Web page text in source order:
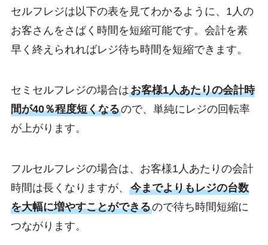
セルフレジは以下の表を見てわかるように、1人の
お客さんをさばく時間を短縮可能です。会計を素
早く終えられればレジ待ち時間を短縮できます。
セミセルフレジの場合はお客様1人あたりの会計時
間が40％程度短くなるので、単純にレジの回転率
が上がります。
フルセルフレジの場合は、お客様1人あたりの会計
時間は長くなりますが、 今までよりもレジの台数
を大幅に増やすことができるので待ち時間短縮に
つながります。